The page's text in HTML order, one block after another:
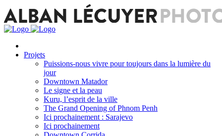
Projets
Puissions-nous vivre pour toujours dans la lumière du
jour
Downtown Matador
Le signe et la peau
Kuru, l’esprit de la ville
The Grand Opening of Phnom Penh
Ici prochainement : Sarajevo
Ici prochainement